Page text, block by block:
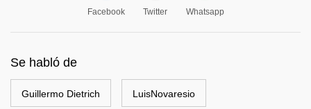
Facebook Twitter Whatsapp
Se habló de
Guillermo Dietrich LuisNovaresio